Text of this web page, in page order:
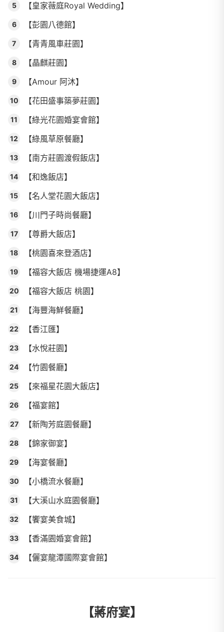
5 【皇家薇庭Royal Wedding】
6 【彭園八德館】
7 【青青風車莊園】
8 【晶麒莊園】
9 【Amour 阿沐】
10 【花田盛事築夢莊園】
11 【綠光花園婚宴會館】
12 【綠風草原餐廳】
13 【南方莊園渡假飯店】
14 【和逸飯店】
15 【名人堂花園大飯店】
16 【川門子時尚餐廳】
17 【尊爵大飯店】
18 【桃園喜來登酒店】
19 【福容大飯店 機場捷運A8】
20 【福容大飯店 桃園】
21 【海豐海鮮餐廳】
22 【香江匯】
23 【水悅莊園】
24 【竹園餐廳】
25 【來福星花園大飯店】
26 【福宴館】
27 【新陶芳庭園餐廳】
28 【錦家御宴】
29 【海宴餐廳】
30 【小橋流水餐廳】
31 【大溪山水庭園餐廳】
32 【饗宴美食城】
33 【香滿園婚宴會館】
34 【儷宴龍潭國際宴會館】
【蔣府宴】